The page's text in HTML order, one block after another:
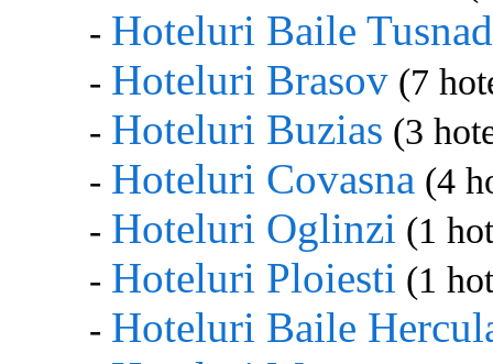
- Hoteluri Baile Tusnad
- Hoteluri Brasov (7
- Hoteluri Buzias (3
- Hoteluri Covasna (4
- Hoteluri Oglinzi (1
- Hoteluri Ploiesti (1
- Hoteluri Baile